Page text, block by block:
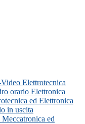
Elettrotecnica
orario Elettronica
ed Elettronica
in uscita
ed